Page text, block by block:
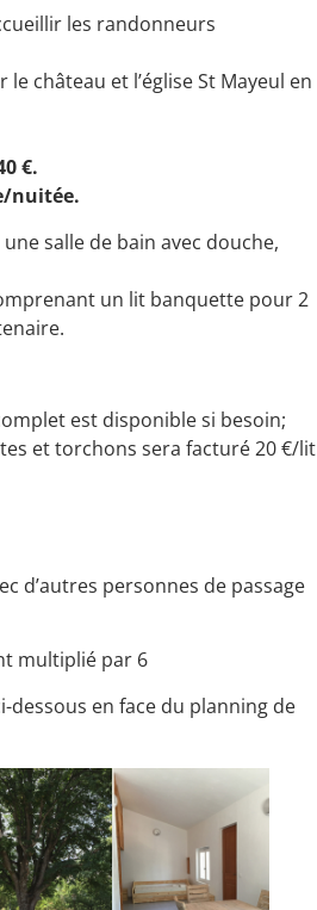
les randonneurs
château et l’église St Mayeul en
€.
nuitée.
salle de bain avec douche,
un lit banquette pour 2
est disponible si besoin;
et torchons sera facturé 20 €/lit
d’autres personnes de passage
multiplié par 6
dessous en face du planning de